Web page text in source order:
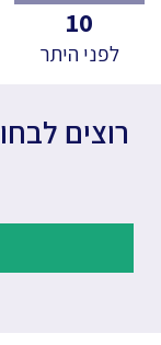
10
לפני היתר